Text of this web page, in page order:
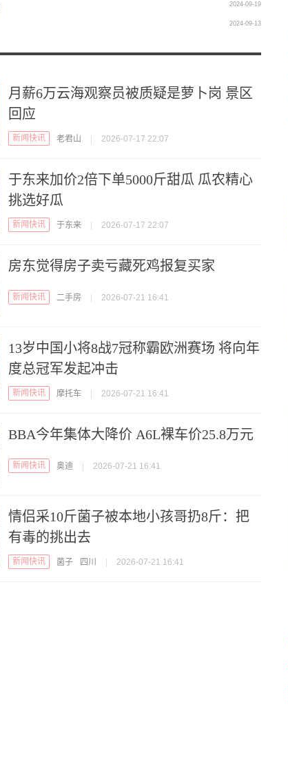
2024-09-19
2024-09-13
月薪6万云海观察员被质疑是萝卜岗 景区
回应
新闻快讯 老君山 2026-07-17 22:07
于东来加价2倍下单5000斤甜瓜 瓜农精心
挑选好瓜
新闻快讯 于东来 2026-07-17 22:07
房东觉得房子卖亏藏死鸡报复买家
新闻快讯 二手房 2026-07-21 16:41
13岁中国小将8战7冠称霸欧洲赛场 将向年
度总冠军发起冲击
新闻快讯 摩托车 2026-07-21 16:41
BBA今年集体大降价 A6L裸车价25.8万元
新闻快讯 奥迪 2026-07-21 16:41
情侣采10斤菌子被本地小孩哥扔8斤：把
有毒的挑出去
新闻快讯 菌子 四川 2026-07-21 16:41